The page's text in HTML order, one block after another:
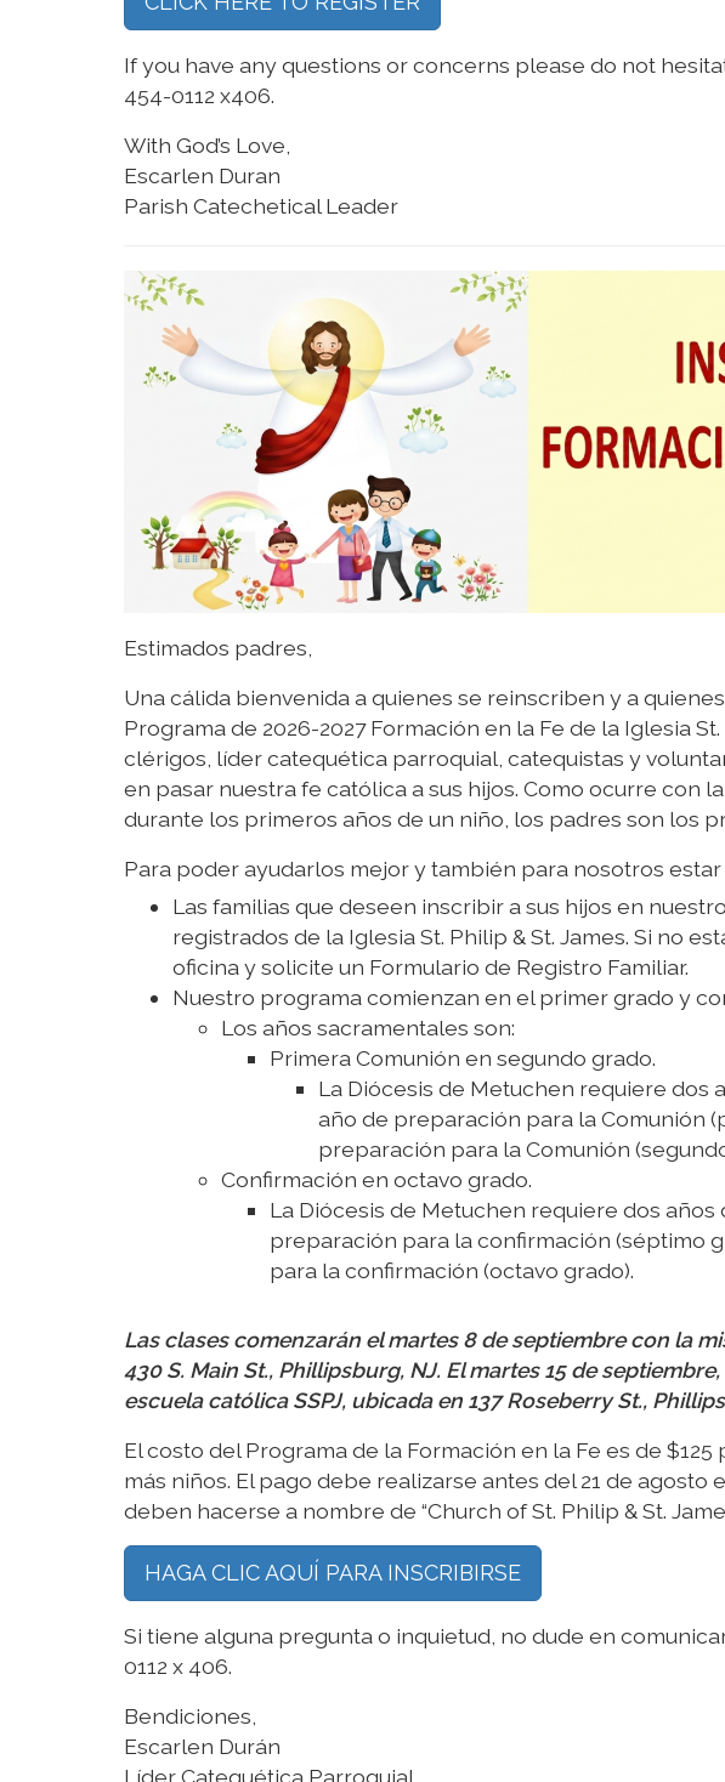
If you have any questions or concerns please do not
454-0112 x406.
With God’s Love,
Escarlen Duran
Parish Catechetical Leader
Estimados padres,
Una cálida bienvenida a quienes se reinscriben y a
Programa de 2026-2027 Formación en la Fe de la Iglesia
clérigos, líder catequética parroquial, catequistas y
en pasar nuestra fe católica a sus hijos. Como ocurre con
durante los primeros años de un niño, los padres son los
Para poder ayudarlos mejor y también para nosotros
Las familias que deseen inscribir a sus hijos en
registrados de la Iglesia St. Philip & St. James. Si no
oficina y solicite un Formulario de Registro Familiar.
Nuestro programa comienzan en el primer grado y
Los años sacramentales son:
Primera Comunión en segundo grado.
La Diócesis de Metuchen requiere dos
año de preparación para la Comunión
preparación para la Comunión
Confirmación en octavo grado.
La Diócesis de Metuchen requiere dos
preparación para la confirmación (séptimo
para la confirmación (octavo grado).
Las clases comenzarán el martes 8 de septiembre con la
430 S. Main St., Phillipsburg, NJ. El martes 15 de
escuela católica SSPJ, ubicada en 137 Roseberry St.,
El costo del Programa de la Formación en la Fe es de
más niños. El pago debe realizarse antes del 21 de agosto
deben hacerse a nombre de “Church of St. Philip & St.
HAGA CLIC AQUÍ PARA INSCRIBIRSE
Si tiene alguna pregunta o inquietud, no dude en
0112 x 406.
Bendiciones,
Escarlen Durán
Líder Catequética Parroquial